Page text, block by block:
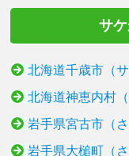
サ
北海道千歳市（サ
北海道神恵内村（
岩手県宮古市（さ
岩手県大槌町（さ